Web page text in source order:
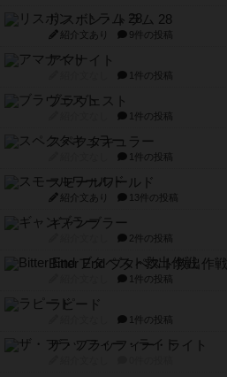
リスボン・トラム 28
紹介文あり 9件の投稿
アマナイト
1件の投稿
ブラヴェスト
1件の投稿
スペクタキュラー
1件の投稿
スモールワールド
紹介文あり 13件の投稿
ギャンブラー
2件の投稿
Bitter End ブタペスト救出作戦
1件の投稿
ラピード
1件の投稿
ザ・フラッフィー・ライト